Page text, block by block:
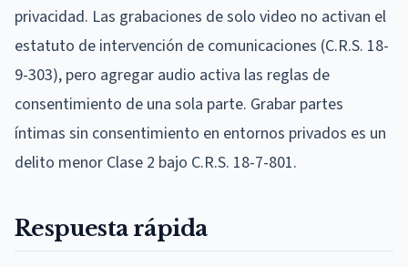
privacidad. Las grabaciones de solo video no activan el
estatuto de intervención de comunicaciones (C.R.S. 18-
9-303), pero agregar audio activa las reglas de
consentimiento de una sola parte. Grabar partes
íntimas sin consentimiento en entornos privados es un
delito menor Clase 2 bajo C.R.S. 18-7-801.
Respuesta rápida